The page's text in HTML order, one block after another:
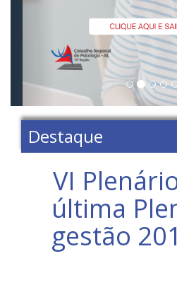
Destaque
VI
última
gestão